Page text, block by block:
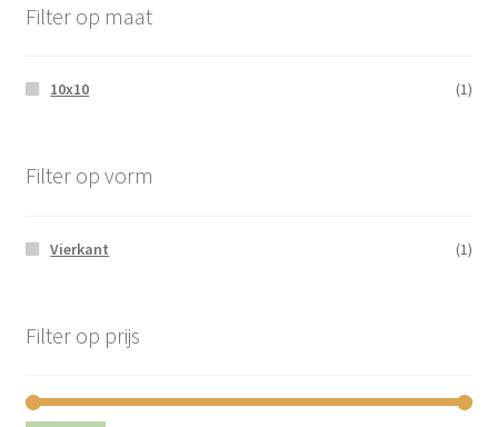
Filter op maat
10x10 (1)
Filter op vorm
Vierkant (1)
Filter op prijs